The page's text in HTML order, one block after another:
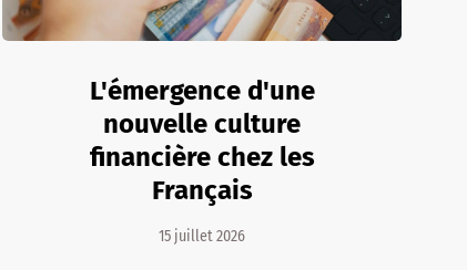
L'émergence d'une
nouvelle culture
financière chez les
Français
15 juillet 2026